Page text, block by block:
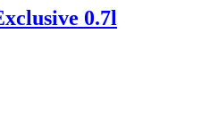
0.7l